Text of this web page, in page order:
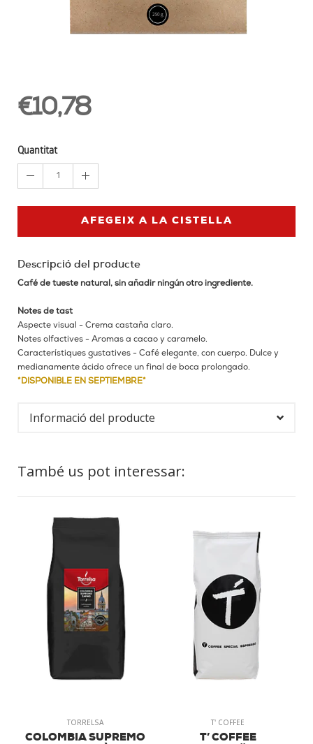
€10,78
Quantitat
1
AFEGEIX A LA CISTELLA
Descripció del producte
Café de tueste natural, sin añadir ningún otro ingrediente.
Notes de tast
Aspecte visual - Crema castaña claro.
Notes olfactives - Aromas a cacao y caramelo.
Característiques gustatives - Café elegante, con cuerpo. Dulce y
medianamente ácido ofrece un final de boca prolongado.
*DISPONIBLE EN SEPTIEMBRE*
Informació del producte
També us pot interessar:
TORRELSA
COLOMBIA SUPREMO
T' COFFEE
T’ COFFEE